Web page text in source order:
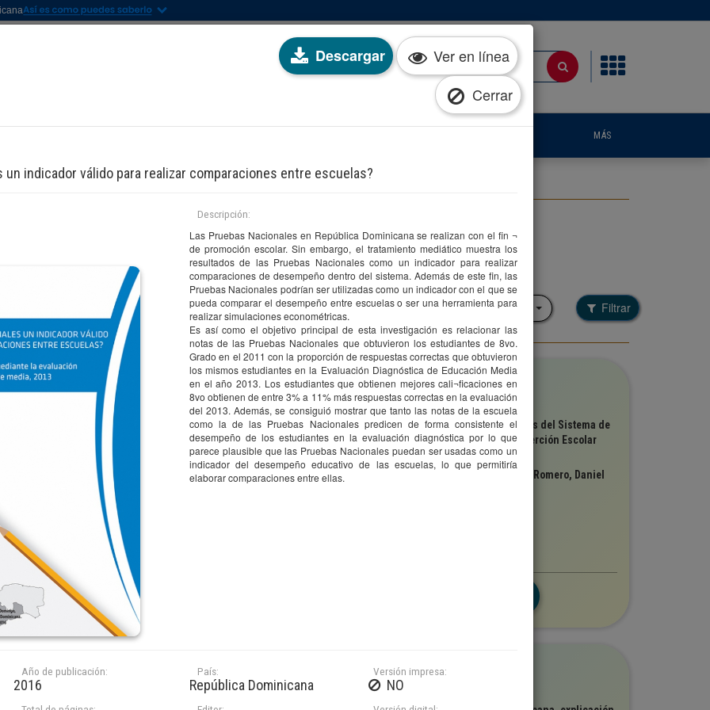
Descargar
Ver en línea
Cerrar
un indicador válido para realizar comparaciones entre escuelas?
Descripción:
Las Pruebas Nacionales en República Dominicana se realizan con el fin ¬
de promoción escolar. Sin embargo, el tratamiento mediático muestra los
resultados de las Pruebas Nacionales como un indicador para realizar
comparaciones de desempeño dentro del sistema. Además de este fin, las
Pruebas Nacionales podrían ser utilizadas como un indicador con el que se
pueda comparar el desempeño entre escuelas o ser una herramienta para
realizar simulaciones econométricas.
Es así como el objetivo principal de esta investigación es relacionar las
notas de las Pruebas Nacionales que obtuvieron los estudiantes de 8vo.
Grado en el 2011 con la proporción de respuestas correctas que obtuvieron
los mismos estudiantes en la Evaluación Diagnóstica de Educación Media
en el año 2013. Los estudiantes que obtienen mejores cali¬ficaciones en
8vo obtienen de entre 3% a 11% más respuestas correctas en la evaluación
del 2013. Además, se consiguió mostrar que tanto las notas de la escuela
como la de las Pruebas Nacionales predicen de forma consistente el
desempeño de los estudiantes en la evaluación diagnóstica por lo que
parece plausible que las Pruebas Nacionales puedan ser usadas como un
indicador del desempeño educativo de las escuelas, lo que permitiría
elaborar comparaciones entre ellas.
Año de publicación:
2016
País:
República Dominicana
Versión impresa:
NO
MÁS
Filtrar por descriptor(es)
Seleccione una opción
Filtrar por colección
Seleccione una opción Filtrar
IDEICE 2015
de Evaluación e
Educativa
1,364
Colección
IDEICE
Título
Uso alternativo de datos administrativos del Sistema de
Gestión de Centros para estimar la Deserción Escolar
Autor(es)
Cooper, Ryan; Mones, Patricia; Morales Romero, Daniel
IDEICE